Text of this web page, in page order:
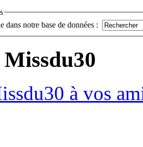
dans notre base de données :
à vos